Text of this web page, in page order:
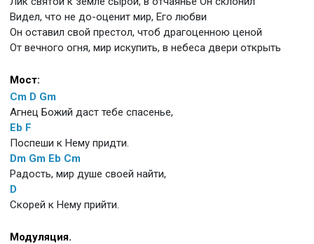
Видел, что не до-оценит мир, Его любви
Он оставил свой престол, чтоб драгоценною ценой
От вечного огня, мир искупить, в небеса двери открыть
Мост:
Cm D Gm
Агнец Божий даст тебе спасенье,
Eb F
Поспеши к Нему придти.
Dm Gm Eb Cm
Радость, мир душе своей найти,
D
Скорей к Нему прийти.
Модуляция.